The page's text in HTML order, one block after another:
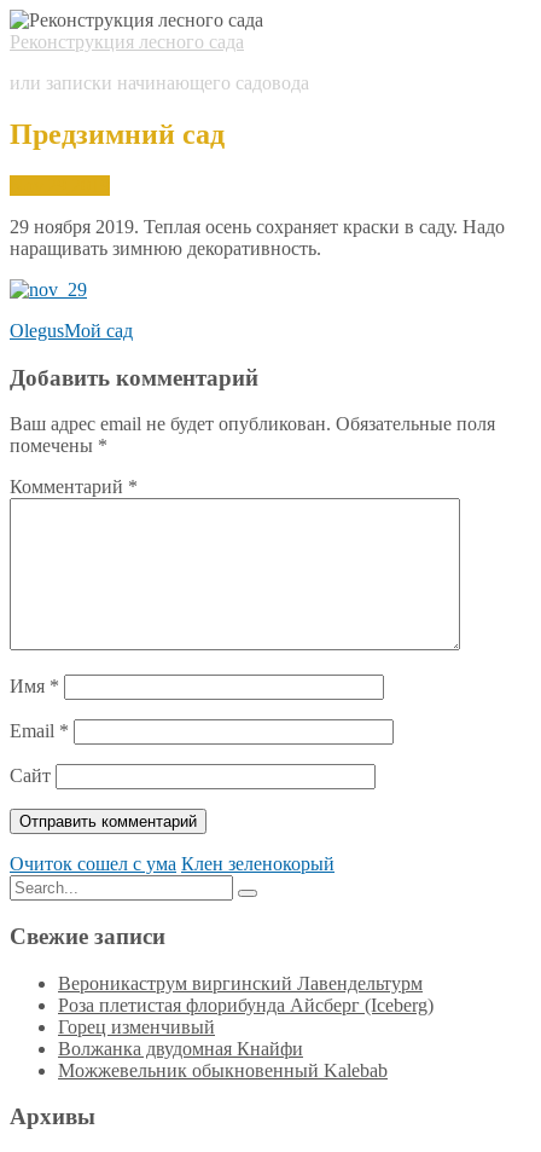
Реконструкция лесного сада
или записки начинающего садовода
Предзимний сад
29 ноября 2019. Теплая осень сохраняет краски в саду. Надо
наращивать зимнюю декоративность.
OlegusМой сад
Добавить комментарий
Ваш адрес email не будет опубликован. Обязательные поля
помечены *
Комментарий *
Имя *
Email *
Сайт
Очиток сошел с ума Клен зеленокорый
Search
for:
Search
Свежие записи
Вероникаструм виргинский Лавендельтурм
Роза плетистая флорибунда Айсберг (Iceberg)
Горец изменчивый
Волжанка двудомная Кнайфи
Можжевельник обыкновенный Kalebab
Архивы